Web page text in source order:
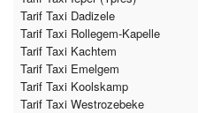
Tarif Taxi Dadizele
Tarif Taxi Rollegem-Kapelle
Tarif Taxi Kachtem
Tarif Taxi Emelgem
Tarif Taxi Koolskamp
Tarif Taxi Westrozebeke